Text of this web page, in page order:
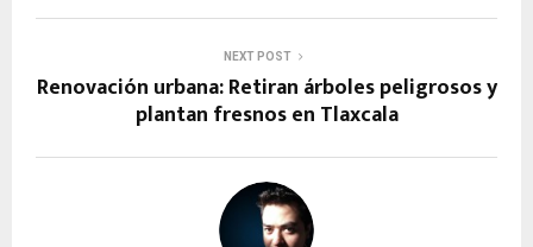
NEXT POST
Renovación urbana: Retiran árboles peligrosos y
plantan fresnos en Tlaxcala